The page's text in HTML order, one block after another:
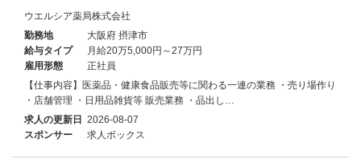
ウエルシア薬局株式会社
勤務地
大阪府 摂津市
給与タイプ
月給20万5,000円～27万円
雇用形態
正社員
【仕事内容】医薬品・健康食品販売等に関わる一連の業務 ・売り場作り
・店舗管理 ・日用品雑貨等 販売業務 ・品出し…
求人の更新日 2026-08-07
スポンサー
求人ボックス